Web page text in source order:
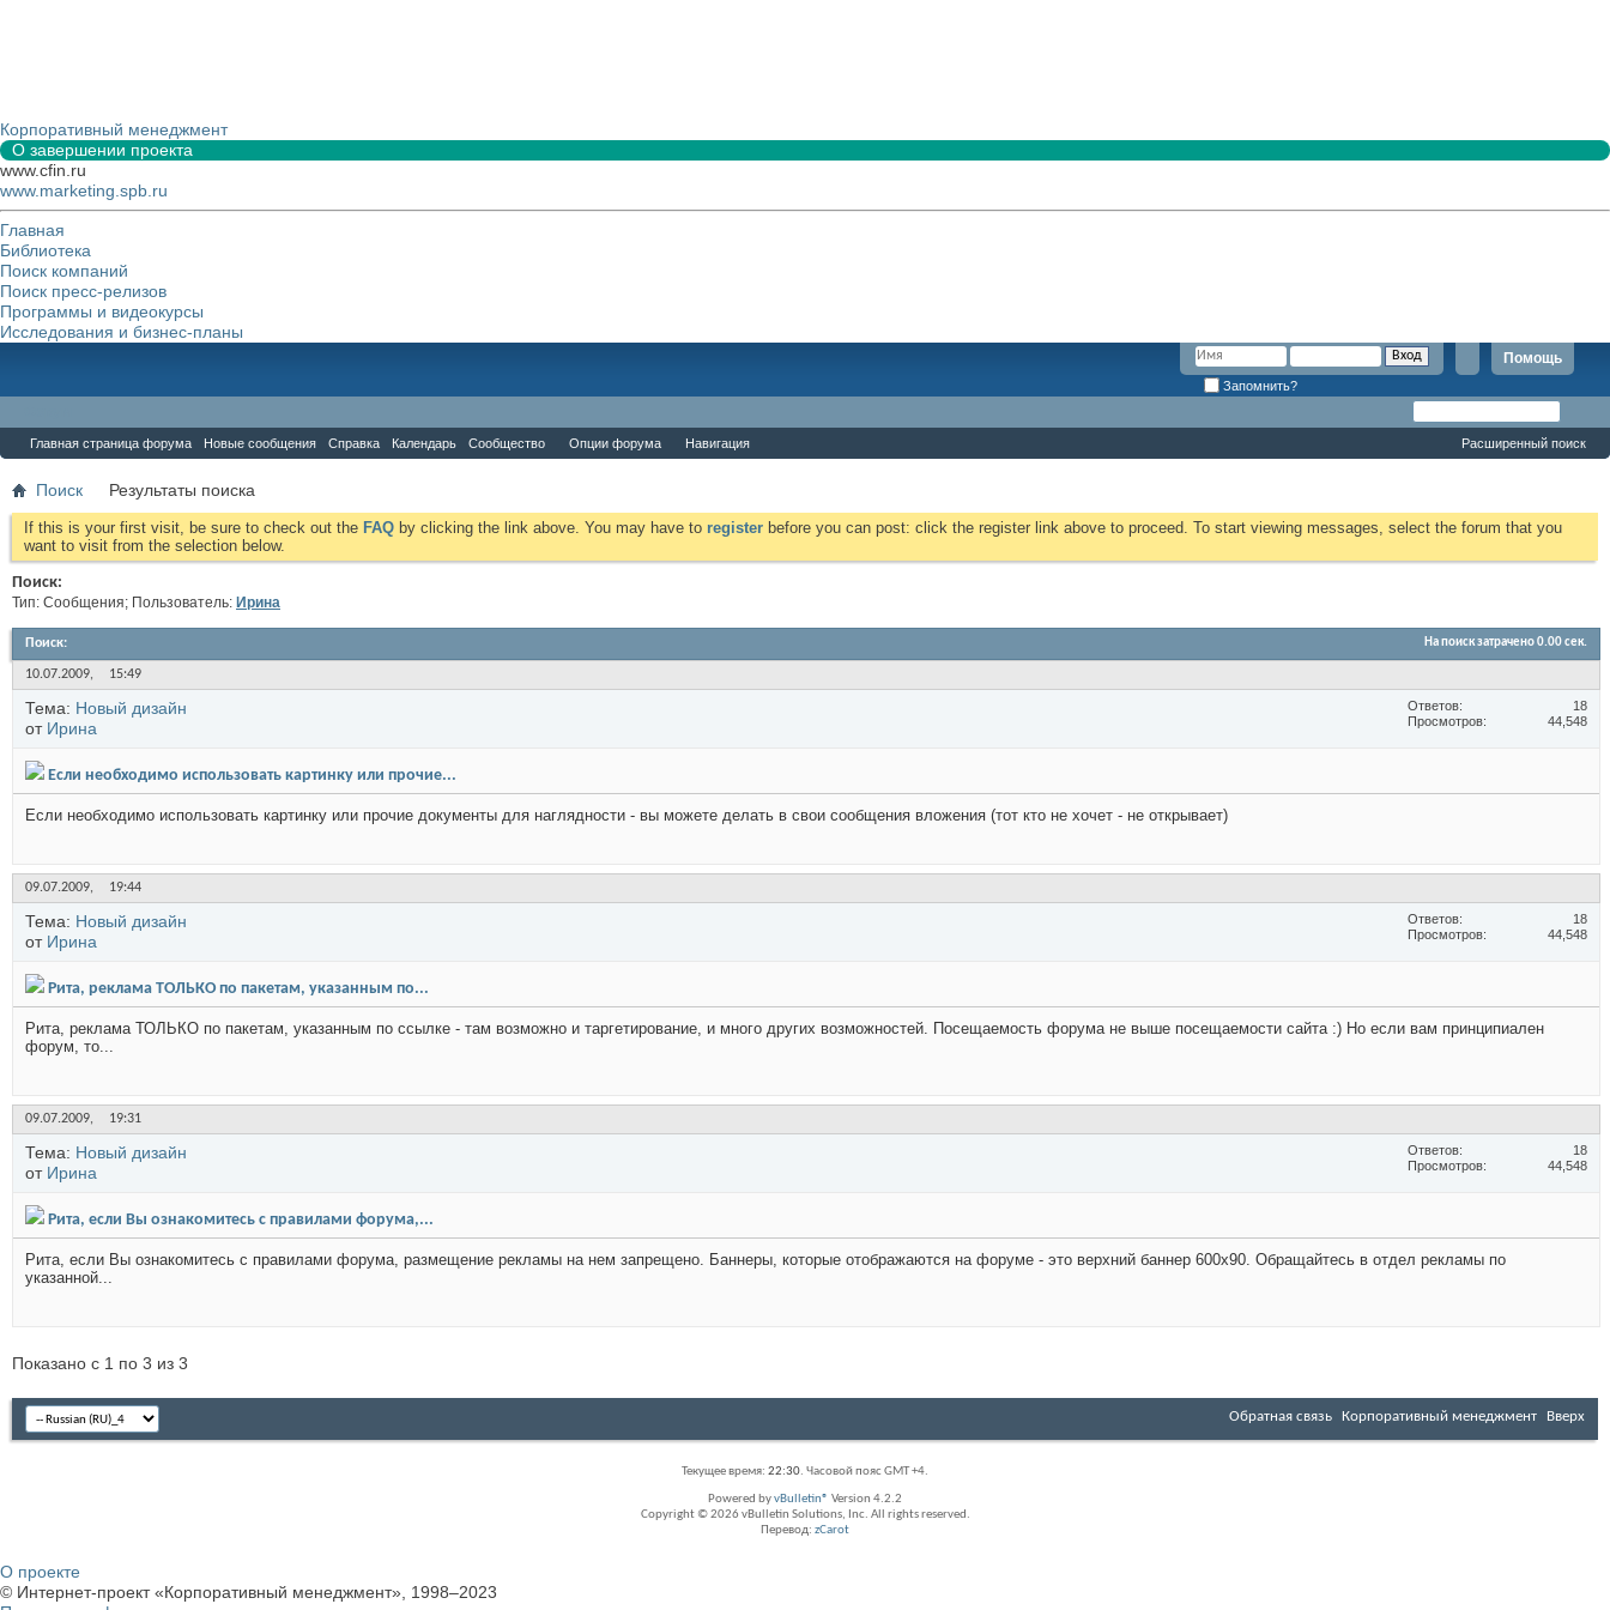
Корпоративный менеджмент
О завершении проекта
www.cfin.ru
www.marketing.spb.ru
Главная
Библиотека
Поиск компаний
Поиск пресс-релизов
Программы и видеокурсы
Исследования и бизнес-планы
Помощь
Запомнить?
Главная страница форума Новые сообщения Справка Календарь Сообщество Опции форума Навигация Расширенный поиск
Поиск Результаты поиска
If this is your first visit, be sure to check out the FAQ by clicking the link above. You may have to register before you can post: click the register link above to proceed. To start viewing messages, select the forum that you
want to visit from the selection below.
Поиск:
Тип: Сообщения; Пользователь: Иринa
Поиск: На поиск затрачено0.00сек.
10.07.2009, 15:49
Тема: Новый дизайн
от Иринa
Ответов
18
Просмотров
44,548
Если необходимо использовать картинку или прочие...
Если необходимо использовать картинку или прочие документы для наглядности - вы можете делать в свои сообщения вложения (тот кто не хочет - не открывает)
09.07.2009, 19:44
Тема: Новый дизайн
от Иринa
Ответов
18
Просмотров
44,548
Рита, реклама ТОЛЬКО по пакетам, указанным по...
Рита, реклама ТОЛЬКО по пакетам, указанным по ссылке - там возможно и таргетирование, и много других возможностей. Посещаемость форума не выше посещаемости сайта :) Но если вам принципиален
форум, то...
09.07.2009, 19:31
Тема: Новый дизайн
от Иринa
Ответов
18
Просмотров
44,548
Рита, если Вы ознакомитесь с правилами форума,...
Рита, если Вы ознакомитесь с правилами форума, размещение рекламы на нем запрещено. Баннеры, которые отображаются на форуме - это верхний баннер 600х90. Обращайтесь в отдел рекламы по
указанной...
Показано с 1 по 3 из 3
Обратная связь Корпоративный менеджмент Вверх
Текущее время: 22:30. Часовой пояс GMT +4.
Powered byvBulletin® Version 4.2.2
Copyright © 2026 vBulletin Solutions, Inc. All rights reserved.
Перевод: zCarot
О проекте
© Интернет-проект «Корпоративный менеджмент», 1998–2023